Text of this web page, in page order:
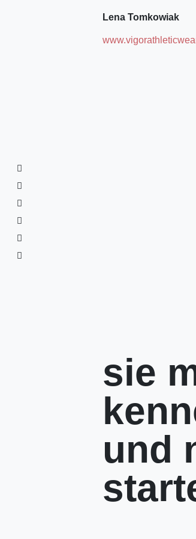
Lena Tomkowiak
sie
und